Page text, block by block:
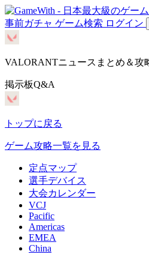
事前ガチャ ゲーム検索 ログイン
VALORANTニュースまとめ＆攻
掲示板Q&A
トップに戻る
ゲーム攻略一覧を見る
定点マップ
選手デバイス
大会カレンダー
VCJ
Pacific
Americas
EMEA
China